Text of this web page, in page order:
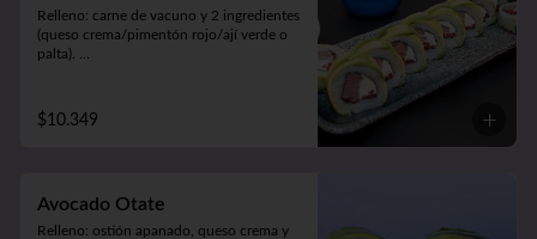
Relleno: carne de vacuno y 2 ingredientes
(queso crema/pimentón rojo/ají verde o
palta).
$10.349
Avocado Otate
Relleno: ostión apanado, queso crema y